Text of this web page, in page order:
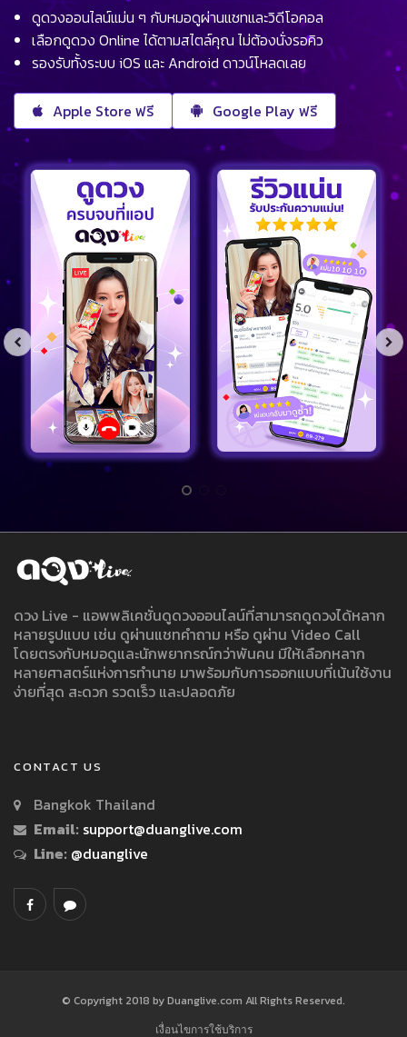
ดูดวงออนไลน์แม่น ๆ กับหมอดูผ่านแชทและวิดีโอคอล
เลือกดูดวง Online ได้ตามสไตล์คุณ ไม่ต้องนั่งรอคิว
รองรับทั้งระบบ iOS และ Android ดาวน์โหลดเลย
Apple Store ฟรี Google Play ฟรี
ดวง Live - แอพพลิเคชั่นดูดวงออนไลน์ที่สามารถดูดวงได้หลาก
หลายรูปแบบ เช่น ดูผ่านแชทคำถาม หรือ ดูผ่าน Video Call
โดยตรงกับหมอดูและนักพยากรณ์กว่าพันคน มีให้เลือกหลาก
หลายศาสตร์แห่งการทำนาย มาพร้อมกับการออกแบบที่เน้นใช้งาน
ง่ายที่สุด สะดวก รวดเร็ว และปลอดภัย
CONTACT US
Bangkok Thailand
Email: support@duanglive.com
Line: @duanglive
© Copyright 2018 by Duanglive.com All Rights Reserved.
เงื่อนไขการใช้บริการ